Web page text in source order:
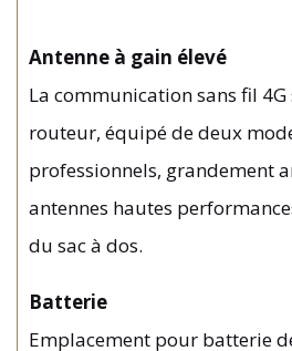
Antenne à gain élevé
La communication sans fil
routeur, équipé de deux
professionnels, grandement
antennes hautes
du sac à dos.
Batterie
Emplacement pour batterie